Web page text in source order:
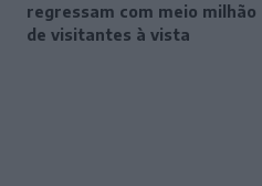
regressam com meio milhão
de visitantes à vista